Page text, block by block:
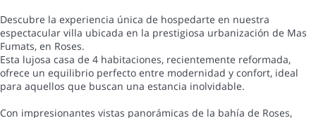
Descubre la experiencia única de hospedarte en nuestra
espectacular villa ubicada en la prestigiosa urbanización de Mas
Fumats, en Roses.
Esta lujosa casa de 4 habitaciones, recientemente reformada,
ofrece un equilibrio perfecto entre modernidad y confort, ideal
para aquellos que buscan una estancia inolvidable.
Con impresionantes vistas panorámicas de la bahía de Roses,